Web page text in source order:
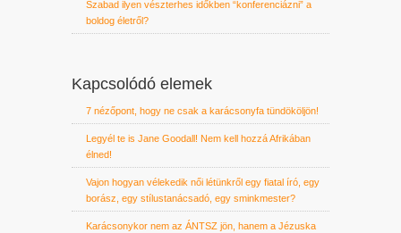
Szabad ilyen vészterhes időkben “konferenciázni” a
boldog életről?
Kapcsolódó elemek
7 nézőpont, hogy ne csak a karácsonyfa tündököljön!
Legyél te is Jane Goodall! Nem kell hozzá Afrikában
élned!
Vajon hogyan vélekedik női létünkről egy fiatal író, egy
borász, egy stílustanácsadó, egy sminkmester?
Karácsonykor nem az ÁNTSZ jön, hanem a Jézuska